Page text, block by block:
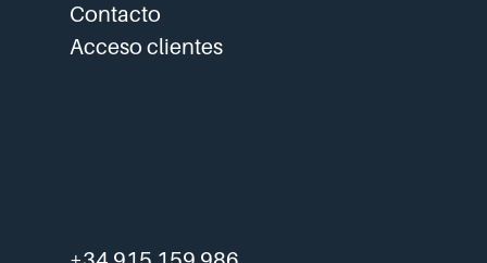
Contacto
Acceso clientes